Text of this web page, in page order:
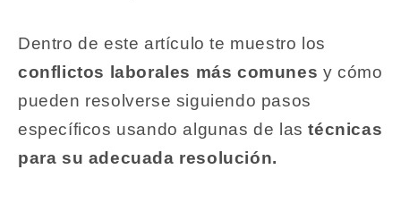
Dentro de este artículo te muestro los
conflictos laborales más comunes y cómo
pueden resolverse siguiendo pasos
específicos usando algunas de lastécnicas
para su adecuada resolución.